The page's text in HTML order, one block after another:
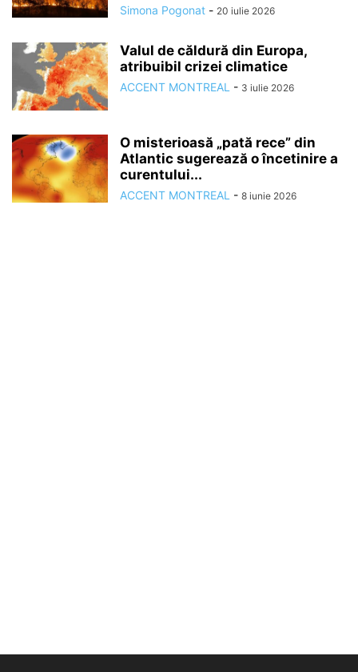
Simona Pogonat - 20 iulie 2026
Valul de căldură din Europa,
atribuibil crizei climatice
ACCENT MONTREAL - 3 iulie 2026
O misterioasă „pată rece” din
Atlantic sugerează o încetinire a
curentului...
ACCENT MONTREAL - 8 iunie 2026